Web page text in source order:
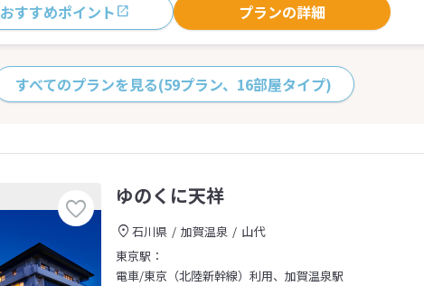
おすすめポイント プランの詳細
すべてのプランを見る(59プラン、16部屋タイプ)
ゆのくに天祥
石川県 加賀温泉
山代
東京駅：
電車/東京（北陸新幹線）利用、加賀温泉駅